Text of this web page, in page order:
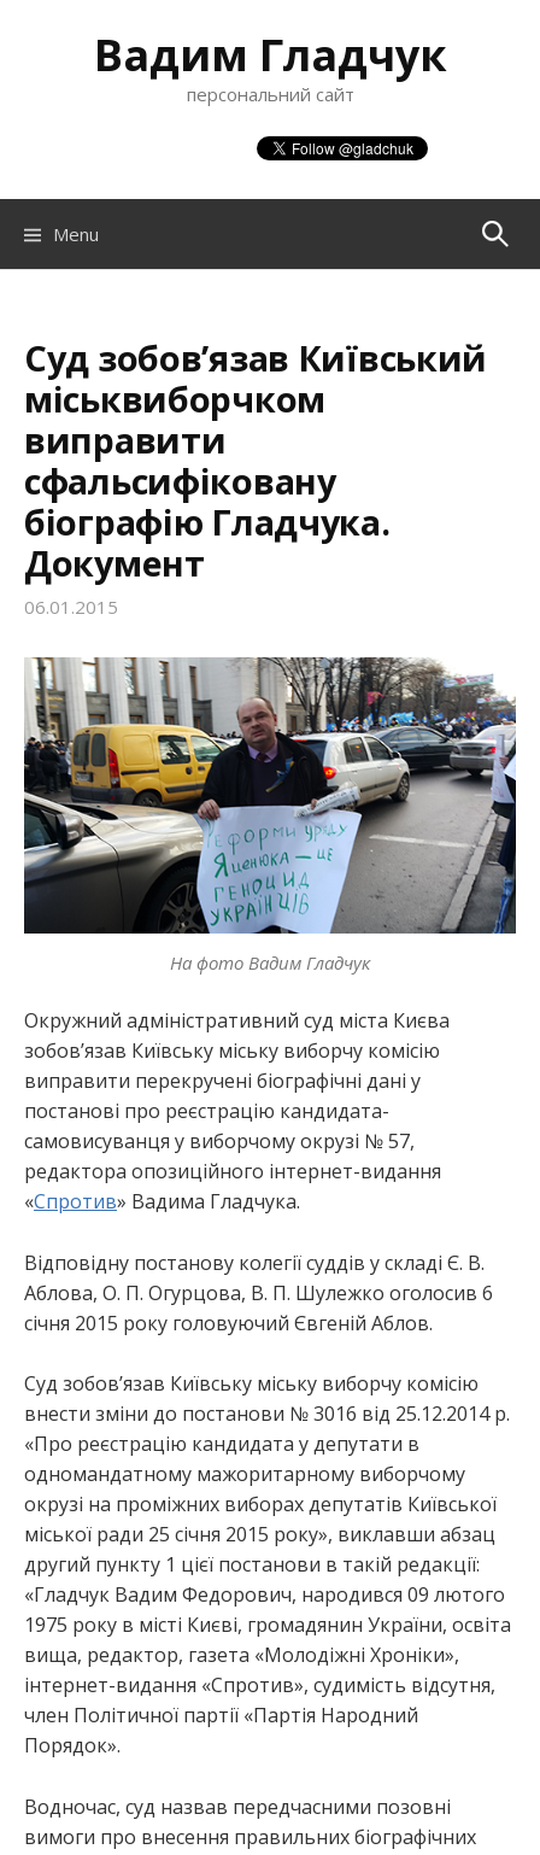
c
Вадим Гладчук
персональний сайт
Menu П
ш
Суд зобов’язав Київський
міськвиборчком
виправити
сфальсифіковану
біографію Гладчука.
Документ
06.01.2015
На фото Вадим Гладчук
Окружний адміністративний суд міста Києва
зобов’язав Київську міську виборчу комісію
виправити перекручені біографічні дані у
постанові про реєстрацію кандидата-
самовисуванця у виборчому окрузі № 57,
редактора опозиційного інтернет-видання
«Спротив» Вадима Гладчука.
Відповідну постанову колегії суддів у складі Є. В.
Аблова, О. П. Огурцова, В. П. Шулежко оголосив 6
січня 2015 року головуючий Євгеній Аблов.
Суд зобов’язав Київську міську виборчу комісію
внести зміни до постанови № 3016 від 25.12.2014 р.
«Про реєстрацію кандидата у депутати в
одномандатному мажоритарному виборчому
окрузі на проміжних виборах депутатів Київської
міської ради 25 січня 2015 року», виклавши абзац
другий пункту 1 цієї постанови в такій редакції:
«Гладчук Вадим Федорович, народився 09 лютого
1975 року в місті Києві, громадянин України, освіта
вища, редактор, газета «Молодіжні Хроніки»,
інтернет-видання «Спротив», судимість відсутня,
член Політичної партії «Партія Народний
Порядок».
Водночас, суд назвав передчасними позовні
вимоги про внесення правильних біографічних